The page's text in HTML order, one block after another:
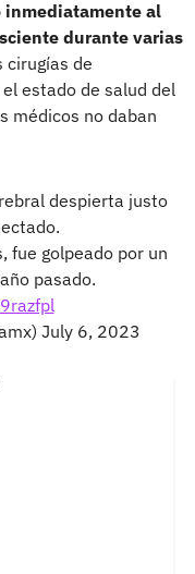
inmediatamente al
durante varias
cirugías de
estado de salud del
médicos no daban
despierta justo
fue golpeado por un
pasado.
July 6, 2023